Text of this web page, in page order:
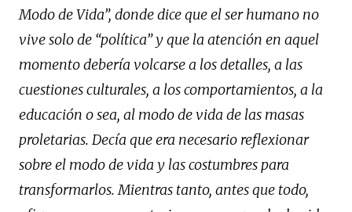
Modo de Vida”, donde dice que el ser humano no
vive solo de “política” y que la atención en aquel
momento debería volcarse a los detalles, a las
cuestiones culturales, a los comportamientos, a la
educación o sea, al modo de vida de las masas
proletarias. Decía que era necesario reflexionar
sobre el modo de vida y las costumbres para
transformarlos. Mientras tanto, antes que todo,